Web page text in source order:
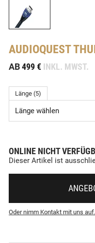
AUDIOQUEST
AB499 € INKL. MWST.
Länge (5)
Länge wählen
ONLINE NICHT
Dieser Artikel ist
Oder nimm Kontakt mit uns auf.